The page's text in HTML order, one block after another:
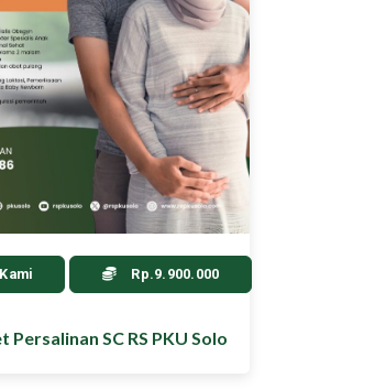
Rp.9.900.000
Persalinan SC RS PKU Solo